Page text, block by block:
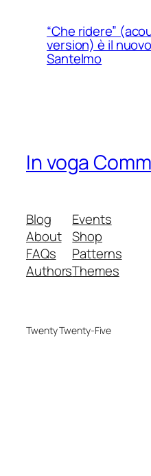
“Che ridere”
version) è il
Santelmo
In voga
Blog
About
FAQs
Authors
Events
Shop
Patterns
Themes
Twenty Twenty-Five